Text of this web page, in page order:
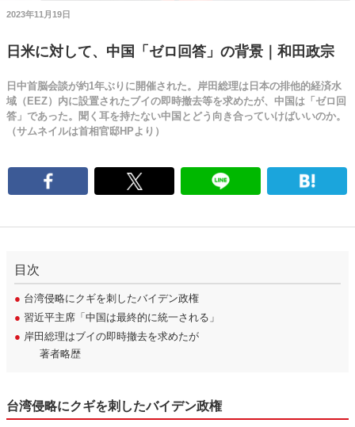
2023年11月19日
日米に対して、中国「ゼロ回答」の背景｜和田政宗
日中首脳会談が約1年ぶりに開催された。岸田総理は日本の排他的経済水
域（EEZ）内に設置されたブイの即時撤去等を求めたが、中国は「ゼロ回
答」であった。聞く耳を持たない中国とどう向き合っていけばいいのか。
（サムネイルは首相官邸HPより）
目次
● 台湾侵略にクギを刺したバイデン政権
● 習近平主席「中国は最終的に統一される」
● 岸田総理はブイの即時撤去を求めたが
著者略歴
台湾侵略にクギを刺したバイデン政権